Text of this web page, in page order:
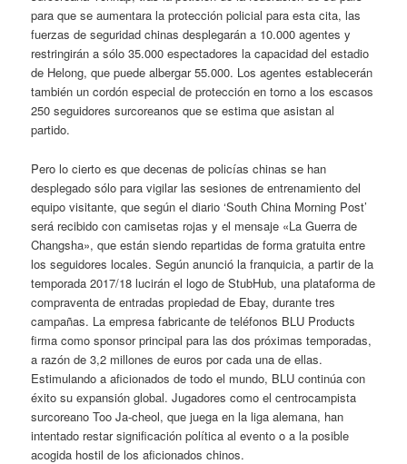
para que se aumentara la protección policial para esta cita, las
fuerzas de seguridad chinas desplegarán a 10.000 agentes y
restringirán a sólo 35.000 espectadores la capacidad del estadio
de Helong, que puede albergar 55.000. Los agentes establecerán
también un cordón especial de protección en torno a los escasos
250 seguidores surcoreanos que se estima que asistan al
partido.
Pero lo cierto es que decenas de policías chinas se han
desplegado sólo para vigilar las sesiones de entrenamiento del
equipo visitante, que según el diario ‘South China Morning Post’
será recibido con camisetas rojas y el mensaje «La Guerra de
Changsha», que están siendo repartidas de forma gratuita entre
los seguidores locales. Según anunció la franquicia, a partir de la
temporada 2017/18 lucirán el logo de StubHub, una plataforma de
compraventa de entradas propiedad de Ebay, durante tres
campañas. La empresa fabricante de teléfonos BLU Products
firma como sponsor principal para las dos próximas temporadas,
a razón de 3,2 millones de euros por cada una de ellas.
Estimulando a aficionados de todo el mundo, BLU continúa con
éxito su expansión global. Jugadores como el centrocampista
surcoreano Too Ja-cheol, que juega en la liga alemana, han
intentado restar significación política al evento o a la posible
acogida hostil de los aficionados chinos.